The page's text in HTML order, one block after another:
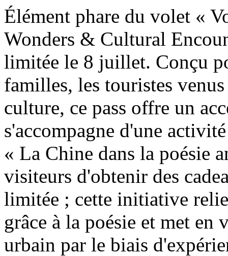
Élément phare du volet «
Wonders & Cultural
limitée le 8 juillet. Conçu
familles, les touristes
culture, ce pass offre un
s'accompagne d'une
« La Chine dans la poésie
visiteurs d'obtenir des
limitée ; cette initiative
grâce à la poésie et met
urbain par le biais